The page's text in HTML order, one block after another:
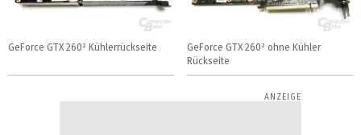
GeForce GTX 260² Kühlerrückseite
GeForce GTX 260² ohne Kühler
Rückseite